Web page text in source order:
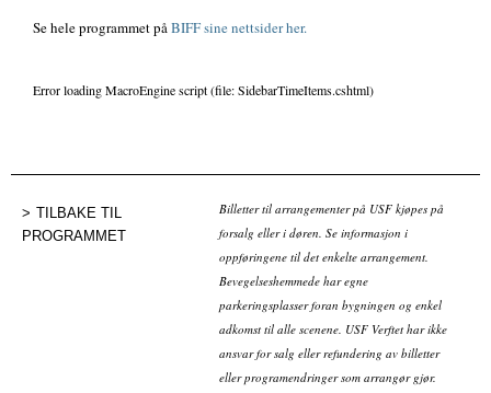
Se hele programmet påBIFF sine nettsider her.
Error loading MacroEngine script (file: SidebarTimeItems.cshtml)
TILBAKE TIL
PROGRAMMET
Billetter til arrangementer på USF kjøpes på
forsalg eller i døren. Se informasjon i
oppføringene til det enkelte arrangement.
Bevegelseshemmede har egne
parkeringsplasser foran bygningen og enkel
adkomst til alle scenene. USF Verftet har ikke
ansvar for salg eller refundering av billetter
eller programendringer som arrangør gjør.